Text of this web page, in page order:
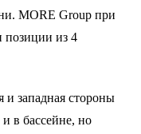
MORE Group при
позиции из 4
западная стороны
в бассейне, но